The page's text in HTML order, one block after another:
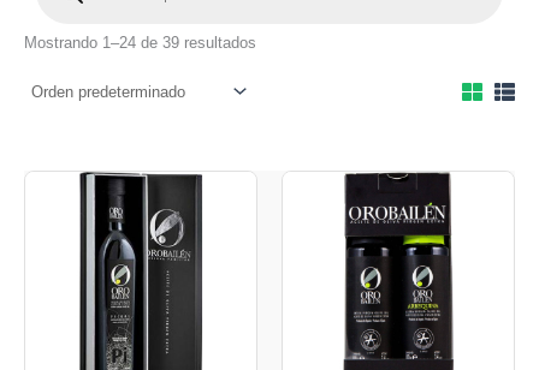
Mostrando 1–24 de 39 resultados